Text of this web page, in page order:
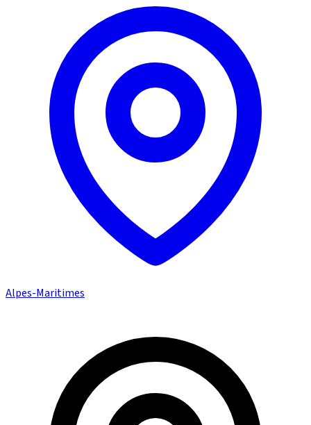
Alpes-Maritimes